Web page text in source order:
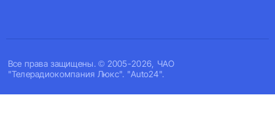
Все права защищены. © 2005-2026, ЧАО
"Телерадиокомпания Люкс". "Auto24".